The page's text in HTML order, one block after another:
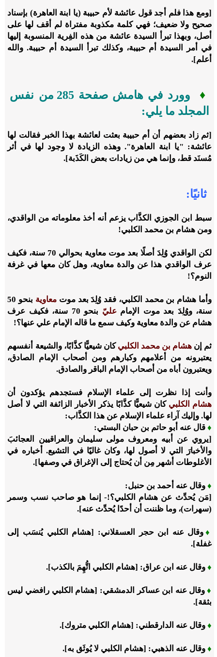
[ومع هذا فلم أجد قول عائشة لأم حبيبة (يا ابنة العاهرة) بإسناد
صحيح ولا ضعيف؛ فهي كلمة مكذوبة مفتراة لم أقف لها على
أصل، وبهذا تبرأ السيدة عائشة من هذه الفِرية المنسوبة إليها
في أمر السيدة أم حبيبة، وكذلك تبرأ السيدة أم حبيبة. والله
أعلم].
♦
وورد في هامش صفحة ‏285 من نفس
المجلد ما يلي:
[ثم زاد بعضهم أن أم حبيبة بعثت لعائشة بهذا الخبر فقالت لها
عائشة: "يا ابنة العاهرة". وهذه الزيادة لا وجود لها في أثر
مُسنَد قط، وإنما هي من زيادات بعض الكَذَبة].
ثانيًا:
سبط ابن الجوزي الكذَّاب يزعم أنه أخذ معلوماته من الواقدي،
ومن هشام بن محمد الكلبي!
لكن الواقدي وُلِدَ أصلًا بعد موت معاوية بحوالي 70 سنة، فكيف
عرف الواقدي هذا عن والدة معاوية، وهل كان معها في غرفة
النوم؟!
وأما هشام بن محمد الكلبي، فقد وُلِدَ بعد موت معاوية بنحو 50
سنة، ووُلِدَ بعد موت الإمامعليّ بنحو 70 سنة، فكيف عرف
هشام عن والدة معاوية وكيف سمع ما قاله الإمام علي عنها؟!
ثم إنهشام بن محمد الكلبي كان شيعيًّا كذَّابًا، والشيعة أنفسهم
يعتبرونه من أعلامهم وكبارهم ومن أصحاب الإمام الصادق،
ويعتبرون أباه من أصحاب الإمام الباقر والصادق.
وأنت إذا نظرت إلى علماء الإسلام فستجدهم يؤكدون أن
هشام الكلبي كان شيعيًّا كذَّابًا يذكر الأخبار الزائفة التي لا أصل
لها. وإليك آراء علماء الإسلام عن هذا الكذَّاب:
♦ قال عنه أبو حاتم بن حبان البستي:
[يروي عن أبيه ومعروف مولى سليمان والعراقيين العجائبَ
والأخبارَ التي لا أصول لها، وكان غاليًا في التشيع. أخباره في
الأغلوطات أشهر مِن أن يُحتاج إلى الإغراق في وصفها].
♦ وقال عنه أحمد بن حنبل:
[مَن يُحدِّث عن هشام الكلبي؟!- إنما هو صاحب نسب وسمر
(سهرات)، وما ظننت أن أحدًا يُحدِّث عنه].
♦وقال عنه ابن حجر العسقلاني: [هشام الكلبي يُنسَب إلى
غفلة].
♦ وقال عنه ابن عراق: [هشام الكلبي اتُّهِمَ بالكذب].
♦وقال عنه ابن عساكر الدمشقي: [هشام الكلبي رافضي ليس
بثقة].
♦ وقال عنه الدارقطني: [هشام الكلبي متروك].
♦ وقال عنه الذهبي: [هشام الكلبي لا يُوثَق به].